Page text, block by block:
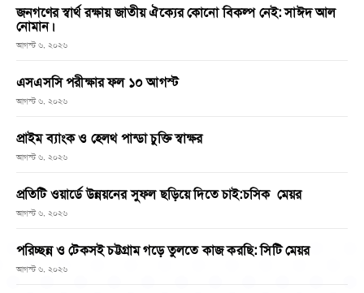
জনগণের স্বার্থ রক্ষায় জাতীয় ঐক্যের কোনো বিকল্প নেই: সাঈদ আল
নোমান।
আগস্ট ৬, ২০২৬
এসএসসি পরীক্ষার ফল ১০ আগস্ট
আগস্ট ৬, ২০২৬
প্রাইম ব্যাংক ও হেলথ পান্ডা চুক্তি স্বাক্ষর
আগস্ট ৬, ২০২৬
প্রতিটি ওয়ার্ডে উন্নয়নের সুফল ছড়িয়ে দিতে চাই:চসিক মেয়র
আগস্ট ৬, ২০২৬
পরিচ্ছন্ন ও টেকসই চট্টগ্রাম গড়ে তুলতে কাজ করছি: সিটি মেয়র
আগস্ট ৬, ২০২৬